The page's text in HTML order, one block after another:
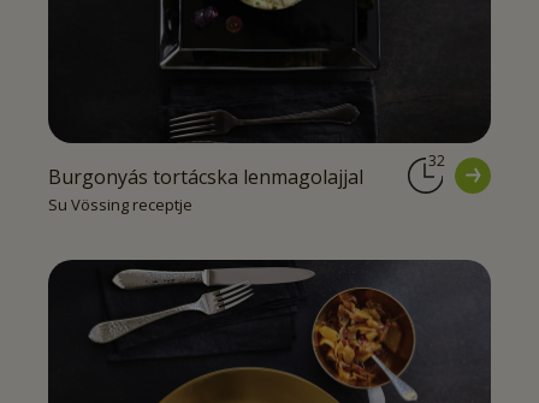
Burgonyás tortácska lenmagolajjal
Su Vössing receptje
32